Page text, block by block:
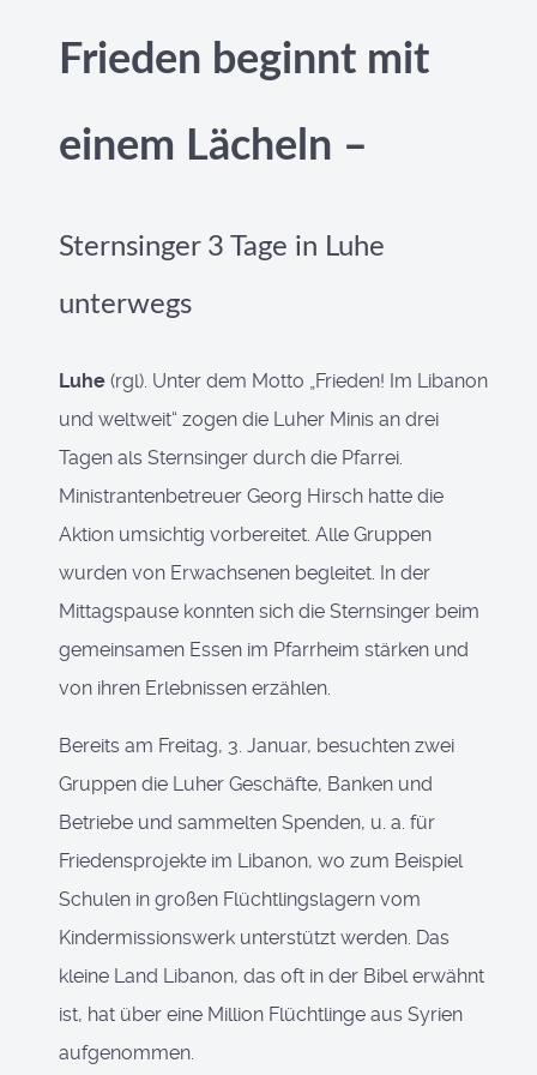
Frieden beginnt mit
einem Lächeln –
Sternsinger 3 Tage in Luhe
unterwegs
Luhe (rgl). Unter dem Motto „Frieden! Im Libanon
und weltweit“ zogen die Luher Minis an drei
Tagen als Sternsinger durch die Pfarrei.
Ministrantenbetreuer Georg Hirsch hatte die
Aktion umsichtig vorbereitet. Alle Gruppen
wurden von Erwachsenen begleitet. In der
Mittagspause konnten sich die Sternsinger beim
gemeinsamen Essen im Pfarrheim stärken und
von ihren Erlebnissen erzählen.
Bereits am Freitag, 3. Januar, besuchten zwei
Gruppen die Luher Geschäfte, Banken und
Betriebe und sammelten Spenden, u. a. für
Friedensprojekte im Libanon, wo zum Beispiel
Schulen in großen Flüchtlingslagern vom
Kindermissionswerk unterstützt werden. Das
kleine Land Libanon, das oft in der Bibel erwähnt
ist, hat über eine Million Flüchtlinge aus Syrien
aufgenommen.